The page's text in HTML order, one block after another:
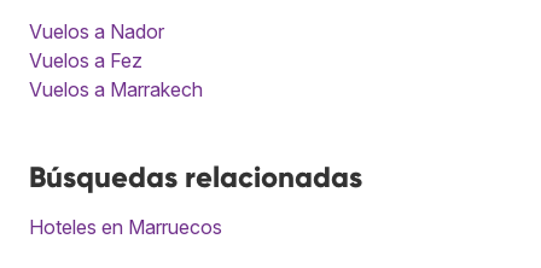
Vuelos a Nador
Vuelos a Fez
Vuelos a Marrakech
Búsquedas relacionadas
Hoteles en Marruecos